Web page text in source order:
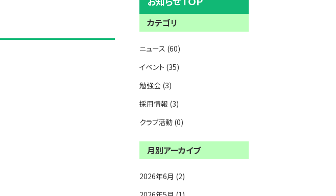
カテゴリ
ニュース (60)
イベント (35)
勉強会 (3)
採用情報 (3)
クラブ活動 (0)
月別アーカイブ
2026年6月 (2)